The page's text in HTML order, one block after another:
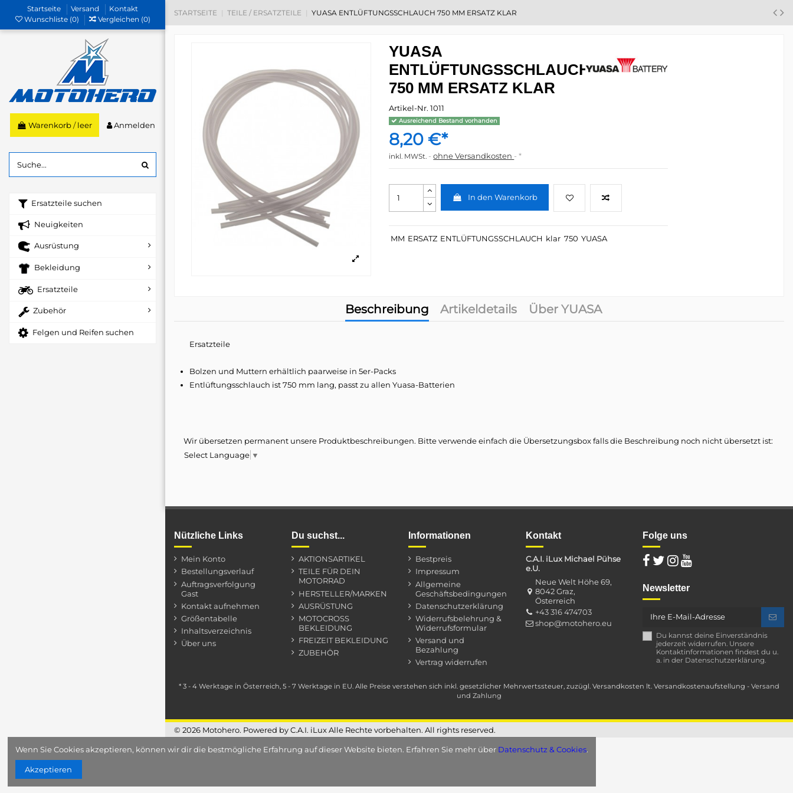
Startseite Versand
Kontakt
Wunschliste (0) Vergleichen (0)
Warenkorb /leer Anmelden
Ersatzteile suchen
Neuigkeiten
Ausrüstung
Bekleidung
Ersatzteile
Zubehör
Felgen und Reifen suchen
STARTSEITE TEILE / ERSATZTEILE YUASA ENTLÜFTUNGSSCHLAUCH 750 MM ERSATZ KLAR
YUASA
ENTLÜFTUNGSSCHLAUCH
750 MM ERSATZ KLAR
Artikel-Nr. 1011
Ausreichend Bestand vorhanden
8,20 €*
inkl. MWSt. ohne Versandkosten *
In den Warenkorb
MM ERSATZ ENTLÜFTUNGSSCHLAUCH klar 750 YUASA
Beschreibung Artikeldetails Über YUASA
Ersatzteile
Bolzen und Muttern erhältlich paarweise in 5er-Packs
Entlüftungsschlauch ist 750 mm lang, passt zu allen Yuasa-Batterien
Wir übersetzen permanent unsere Produktbeschreibungen. Bitte verwende einfach die Übersetzungsbox falls die Beschreibung noch nicht übersetzt ist:
Select Language ▼
Länge
Durchmesser
9,5 mm (3/8 )
Zustand Neuer Artikel
Energie zu erforschen.
Nützliche Links
Mein Konto
Bestellungsverlauf
Auftragsverfolgung
Gast
Kontakt aufnehmen
Größentabelle
Inhaltsverzeichnis
Über uns
Du suchst...
AKTIONSARTIKEL
TEILE FÜR DEIN
MOTORRAD
HERSTELLER/MARKEN
AUSRÜSTUNG
MOTOCROSS
BEKLEIDUNG
FREIZEIT BEKLEIDUNG
ZUBEHÖR
Informationen
Bestpreis
Impressum
Allgemeine
Geschäftsbedingungen
Datenschutzerklärung
Widerrufsbelehrung &
Widerrufsformular
Versand und
Bezahlung
Vertrag widerrufen
Kontakt
C.A.I. iLux Michael Pühse
e.U.
Neue Welt Höhe 69,
8042 Graz,
Österreich
+43 316 474703
shop@motohero.eu
Folge uns
Newsletter
Du kannst deine Einverständnis
jederzeit widerrufen. Unsere
Kontaktinformationen findest du u.
a. in der Datenschutzerklärung.
* 3 - 4 Werktage in Österreich, 5 - 7 Werktage in EU. Alle Preise verstehen sich inkl. gesetzlicher Mehrwertssteuer, zuzügl. Versandkosten lt. Versandkostenaufstellung - Versand
und Zahlung
© 2026 Motohero. Powered by C.A.I. iLux Alle Rechte vorbehalten. All rights reserved.
Wenn Sie Cookies akzeptieren, können wir dir die bestmögliche Erfahrung auf dieser Website bieten. Erfahren Sie mehr über Datenschutz & Cookies.
Akzeptieren